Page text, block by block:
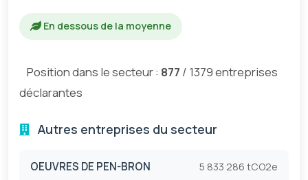
En dessous de la moyenne
Position dans le secteur : 877 / 1379 entreprises
déclarantes
Autres entreprises du secteur
OEUVRES DE PEN-BRON 5 833 286 tCO2e